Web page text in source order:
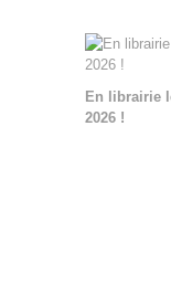
En librairie
2026 !